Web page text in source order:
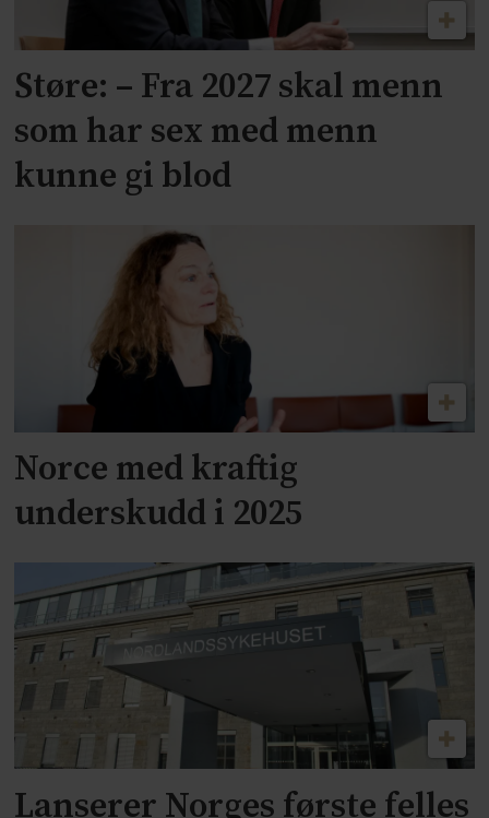
Støre: – Fra 2027 skal menn
som har sex med menn
kunne gi blod
Norce med kraftig
underskudd i 2025
Lanserer Norges første felles